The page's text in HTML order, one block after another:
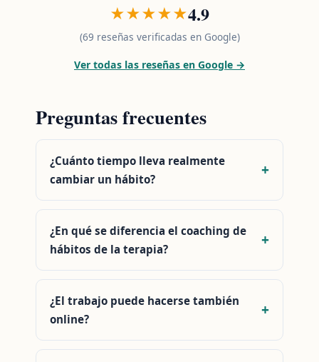
★★★★★4.9
(69 reseñas verificadas en Google)
Ver todas las reseñas en Google →
Preguntas frecuentes
¿Cuánto tiempo lleva realmente
cambiar un hábito?
¿En qué se diferencia el coaching de
hábitos de la terapia?
¿El trabajo puede hacerse también
online?